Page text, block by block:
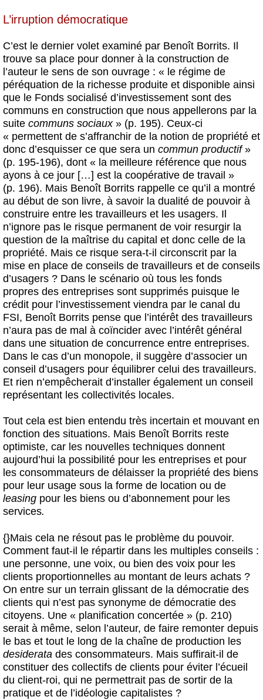
L’irruption démocratique
C’est le dernier volet examiné par Benoît Borrits. Il
trouve sa place pour donner à la construction de
l’auteur le sens de son ouvrage : « le régime de
péréquation de la richesse produite et disponible ainsi
que le Fonds socialisé d’investissement sont des
communs en construction que nous appellerons par la
suite communs sociaux» (p. 195). Ceux-ci
« permettent de s’affranchir de la notion de propriété et
donc d’esquisser ce que sera un commun productif»
(p. 195-196), dont « la meilleure référence que nous
ayons à ce jour […] est la coopérative de travail »
(p. 196). Mais Benoît Borrits rappelle ce qu’il a montré
au début de son livre, à savoir la dualité de pouvoir à
construire entre les travailleurs et les usagers. Il
n’ignore pas le risque permanent de voir resurgir la
question de la maîtrise du capital et donc celle de la
propriété. Mais ce risque sera-t-il circonscrit par la
mise en place de conseils de travailleurs et de conseils
d’usagers ? Dans le scénario où tous les fonds
propres des entreprises sont supprimés puisque le
crédit pour l’investissement viendra par le canal du
FSI, Benoît Borrits pense que l’intérêt des travailleurs
n’aura pas de mal à coïncider avec l’intérêt général
dans une situation de concurrence entre entreprises.
Dans le cas d’un monopole, il suggère d’associer un
conseil d’usagers pour équilibrer celui des travailleurs.
Et rien n’empêcherait d’installer également un conseil
représentant les collectivités locales.
Tout cela est bien entendu très incertain et mouvant en
fonction des situations. Mais Benoît Borrits reste
optimiste, car les nouvelles techniques donnent
aujourd’hui la possibilité pour les entreprises et pour
les consommateurs de délaisser la propriété des biens
pour leur usage sous la forme de location ou de
leasing pour les biens ou d’abonnement pour les
services.
{}Mais cela ne résout pas le problème du pouvoir.
Comment faut-il le répartir dans les multiples conseils :
une personne, une voix, ou bien des voix pour les
clients proportionnelles au montant de leurs achats ?
On entre sur un terrain glissant de la démocratie des
clients qui n’est pas synonyme de démocratie des
citoyens. Une « planification concertée » (p. 210)
serait à même, selon l’auteur, de faire remonter depuis
le bas et tout le long de la chaîne de production les
desiderata des consommateurs. Mais suffirait-il de
constituer des collectifs de clients pour éviter l’écueil
du client-roi, qui ne permettrait pas de sortir de la
pratique et de l’idéologie capitalistes ?